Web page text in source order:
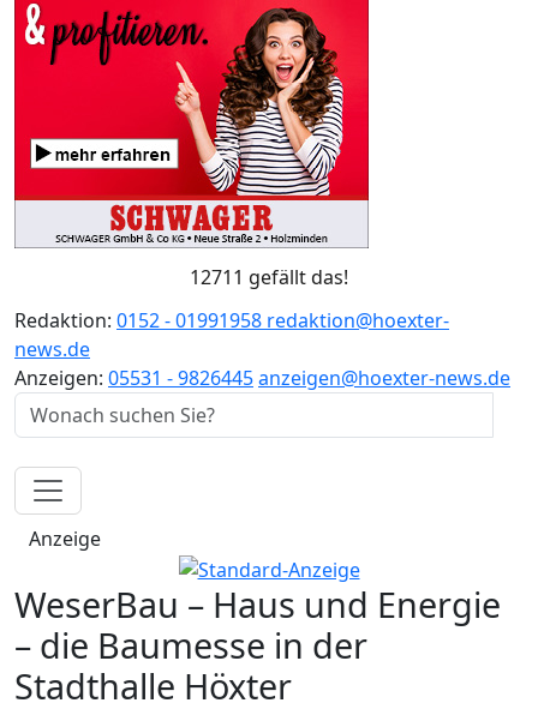
12711 gefällt das!
Redaktion: 0152 - 01991958 redaktion@hoexter-
news.de
Anzeigen: 05531 - 9826445anzeigen@hoexter-news.de
Anzeige
WeserBau – Haus und Energie
– die Baumesse in der
Stadthalle Höxter